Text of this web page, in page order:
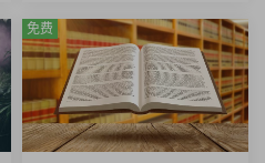
免费